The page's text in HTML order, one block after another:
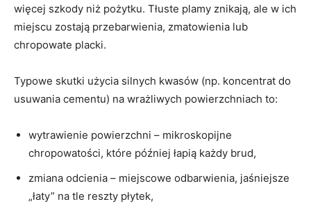
więcej szkody niż pożytku. Tłuste plamy znikają, ale w ich
miejscu zostają przebarwienia, zmatowienia lub
chropowate placki.
Typowe skutki użycia silnych kwasów (np. koncentrat do
usuwania cementu) na wrażliwych powierzchniach to:
wytrawienie powierzchni – mikroskopijne
chropowatości, które później łapią każdy brud,
zmiana odcienia – miejscowe odbarwienia, jaśniejsze
„łaty” na tle reszty płytek,